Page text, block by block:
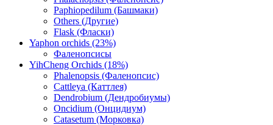
Paphiopedilum (Башмаки)
Others (Другие)
Flask (Фласки)
Yaphon orchids (23%)
Фаленопсисы
YihCheng Orchids (18%)
Phalenopsis (Фаленопсис)
Cattleya (Каттлея)
Dendrobium (Дендробиумы)
Oncidium (Онцидиум)
Catasetum (Морковка)